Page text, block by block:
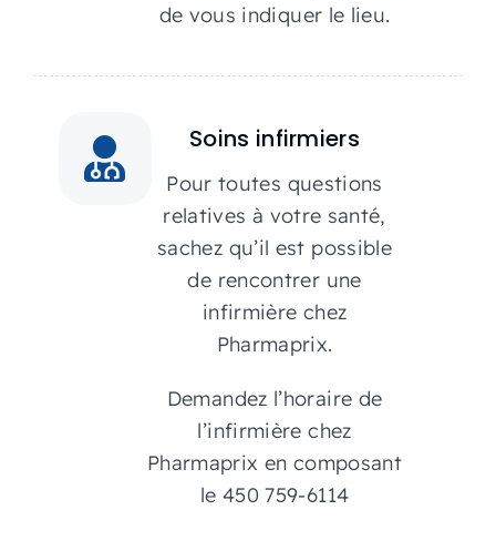
de vous indiquer le lieu.
Soins infirmiers
Pour toutes questions
relatives à votre santé,
sachez qu’il est possible
de rencontrer une
infirmière chez
Pharmaprix.
Demandez l’horaire de
l’infirmière chez
Pharmaprix en composant
le 450 759-6114